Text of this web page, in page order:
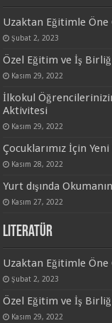
Uzaktan Eğitimle Öne
Şubat 2, 2023
Özel Eğitim ve İş
Kasım 29, 2022
İlkokul
Aktivitesi
Kasım 29, 2022
Çocuklarımız İçin
Kasım 28, 2022
Yurt dışında
Kasım 27, 2022
Literatür
Uzaktan Eğitimle Öne
Şubat 2, 2023
Özel Eğitim ve İş
Kasım 29, 2022